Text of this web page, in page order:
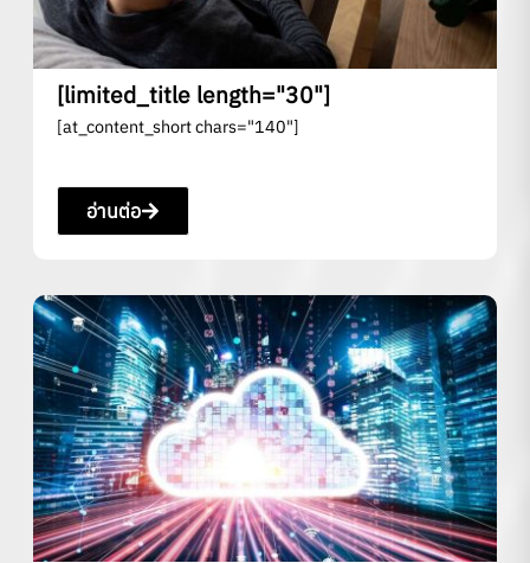
[limited_title length="30"]
[at_content_short chars="140"]
อ่านต่อ